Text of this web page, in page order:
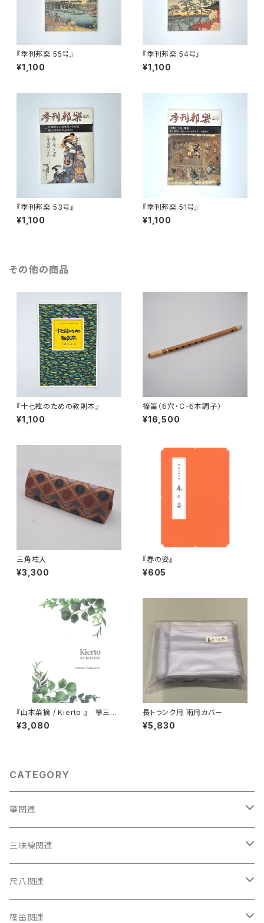
『季刊邦楽 55号』
¥1,100
『季刊邦楽 54号』
¥1,100
『季刊邦楽 53号』
¥1,100
『季刊邦楽 51号』
¥1,100
その他の商品
『十七絃のための教則本』
¥1,100
篠笛（６穴・C-６本調子）
¥16,500
三角柱入
¥3,300
『春の姿』
¥605
『山本菜摘 / Kierto 』 箏三重
奏
¥3,080
長トランク用 雨用カバー
¥5,830
CATEGORY
箏関連
箏（本体）
箏カバー
箏袋
三味線関連
三味線（本体）
三味線ケース
尺八関連
尺八（本体）
篠笛関連